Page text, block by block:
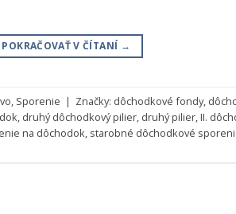
POKRAČOVAŤ V ČÍTANÍ →
Sporenie | Značky: dôchodkové fondy,
druhý dôchodkový pilier druhý pilier II.
na dôchodok starobné dôchodkové